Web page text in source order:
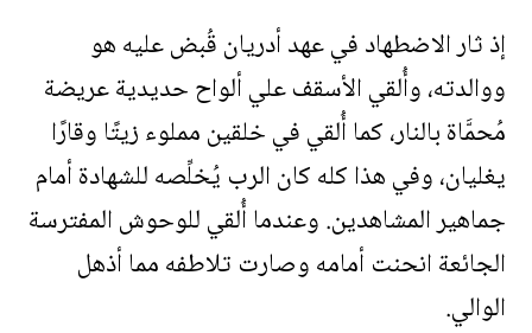
إذ ثار الاضطهاد في عهد أدريان قُبض عليه هو
ووالدته، وأُلقي الأسقف علي ألواح حديدية عريضة
مُحمَّاة بالنار، كما أُلقي في خلقين مملوء زيتًا وقارًا
يغليان، وفي هذا كله كان الرب يُخلِّصه للشهادة أمام
جماهير المشاهدين. وعندما أُلقي للوحوش المفترسة
الجائعة انحنت أمامه وصارت تلاطفه مما أذهل
الوالي.